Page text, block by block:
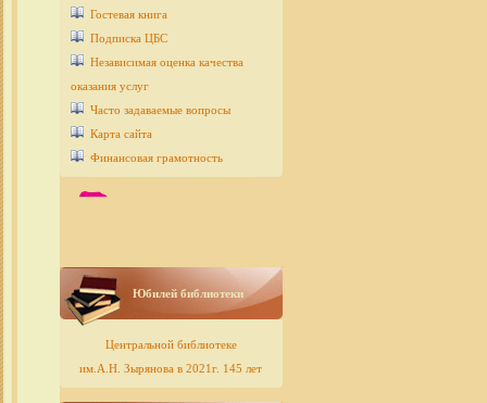
Гостевая книга
Подписка ЦБС
Независимая оценка качества
оказания услуг
Часто задаваемые вопросы
Карта сайта
Финансовая грамотность
Юбилей библиотеки
Центральной библиотеке
им.А.Н. Зырянова в 2021г. 145 лет